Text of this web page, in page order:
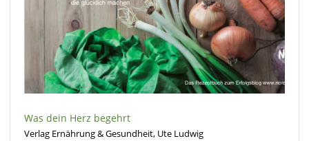
Was dein Herz begehrt
Verlag Ernährung & Gesundheit, Ute Ludwig